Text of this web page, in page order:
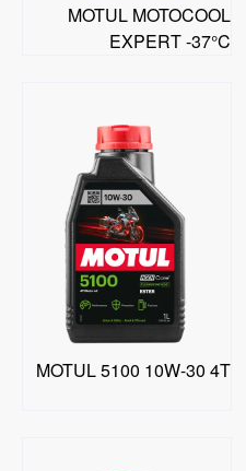
MOTUL MOTOCOOL
EXPERT -37°C
MOTUL 5100 10W-30 4T